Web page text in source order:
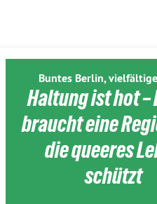
Buntes Berlin,
Haltung ist hot –
braucht eine
die queeres
schützt